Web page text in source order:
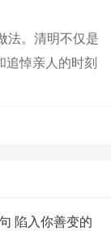
法。清明不仅是
悼亲人的时刻
温庭筠《寒
?寒食》
《洛桥寒食日
陷入你善变的